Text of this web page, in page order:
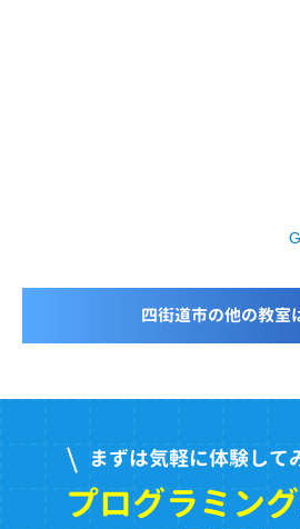
四街道市の他の教室
まずは気軽に体験して
プログラミン